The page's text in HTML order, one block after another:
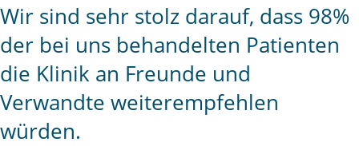
Wir sind sehr stolz darauf, dass 98%
der bei uns behandelten Patienten
die Klinik an Freunde und
Verwandte weiterempfehlen
würden.